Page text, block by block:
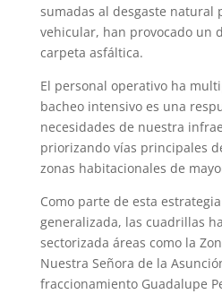
sumadas al desgaste natural
vehicular, han provocado un
carpeta asfáltica.
El personal operativo ha
bacheo intensivo es una
necesidades de nuestra
priorizando vías principales
zonas habitacionales de
Como parte de esta
generalizada, las cuadrillas
sectorizada áreas como la
Nuestra Señora de la
fraccionamiento Guadalupe